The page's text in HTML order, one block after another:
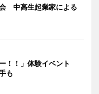
中高生起業家による
！！」体験イベント
も